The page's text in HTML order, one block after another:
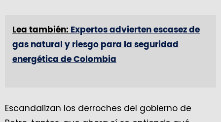
Lea también: Expertos advierten escasez de
gas natural y riesgo para la seguridad
energética de Colombia
Escandalizan los derroches del gobierno de